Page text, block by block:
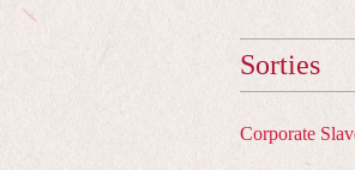
Sorties
Corporate